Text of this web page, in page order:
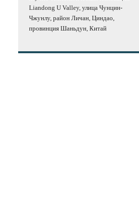
Liandong U Valley, улица Чунцин-
Чжунлу, район Личан, Циндао,
провинция Шаньдун, Китай